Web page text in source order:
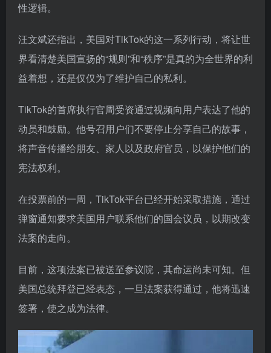
性逻辑。
汪文斌还指出，美国对TikTok的这一系列行动，将让世
界看清楚美国宣扬的“规则”和“秩序”是真的为全世界的利
益着想，还是仅仅为了维护自己的私利。
TikTok的首席执行官周受资通过视频向用户表达了他的
动员和鼓励。他号召用户们不要停止分享自己的故事，
将声音传播给朋友、家人以及政府官员，以保护他们的
宪法权利。
在投票前的一周，TikTok平台已经开始采取措施，通过
弹窗通知要求美国用户联系他们的国会议员，以期改变
法案的走向。
目前，这项法案已被送至参议院，其命运尚未可知。但
美国总统拜登已经表态，一旦法案获得通过，他将迅速
签署，使之成为法律。